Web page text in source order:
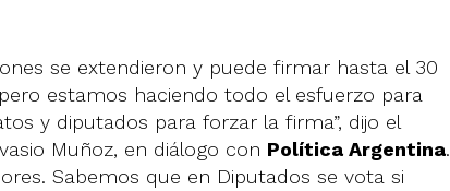
se extendieron y puede firmar hasta el 30
estamos haciendo todo el esfuerzo para
y diputados para forzar la firma”, dijo el
Muñoz, en diálogo con Política Argentina.
Sabemos que en Diputados se vota si